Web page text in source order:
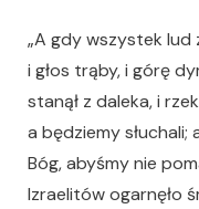
„A gdy wszystek lud
i głos trąby, i górę
stanął z daleka, i
a będziemy
Bóg, abyśmy nie
Izraelitów ogarnęło